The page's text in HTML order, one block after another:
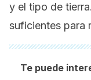
y el tipo de
suficientes para
Te puede